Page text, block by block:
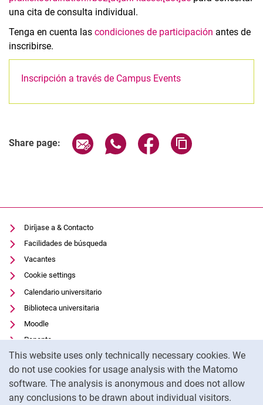
This website uses only technically necessary cookies. We
do not use cookies for usage analysis with the Matomo
software. The analysis is anonymous and does not allow
any conclusions to be drawn about individual visitors.
una cita de consulta individual.
Tenga en cuenta las condiciones de participación antes de
inscribirse.
Inscripción a través de Campus Events
Share page: Share page via email
Share page via WhatsApp
Share page via
Diríjase a & Contacto
Facilidades de búsqueda
Vacantes
Cookie settings
Calendario universitario
Biblioteca universitaria
Moodle
Panopto
Protección de datos
Accesibilidad
Uso transparente de la IA